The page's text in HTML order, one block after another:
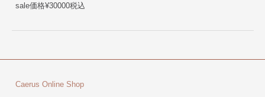
sale価格¥30000税込
Caerus Online Shop